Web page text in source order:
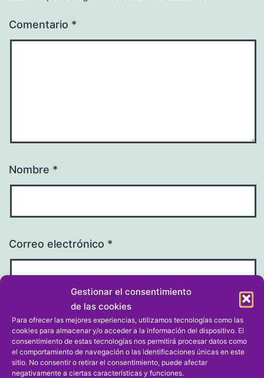
Gestionar el consentimiento
de las cookies
Para ofrecer las mejores experiencias, utilizamos tecnologías como las
cookies para almacenar y/o acceder a la información del dispositivo. El
consentimiento de estas tecnologías nos permitirá procesar datos como
el comportamiento de navegación o las identificaciones únicas en este
sitio. No consentir o retirar el consentimiento, puede afectar
negativamente a ciertas características y funciones.
Comentario *
Nombre *
Correo electrónico *
Web